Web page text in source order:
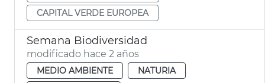
CAPITAL VERDE EUROPEA
Semana Biodiversidad
modificado hace 2 años
MEDIO AMBIENTE
NATURIA